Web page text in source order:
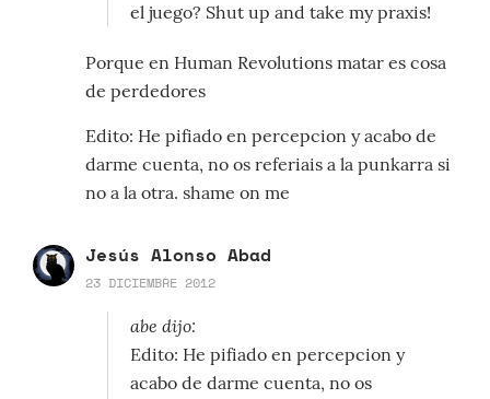
el juego? Shut up and take my praxis!
Porque en Human Revolutions matar es cosa
de perdedores
Edito: He pifiado en percepcion y acabo de
darme cuenta, no os referiais a la punkarra si
no a la otra. shame on me
Jesús Alonso Abad
23 DICIEMBRE 2012
abe dijo:
Edito: He pifiado en percepcion y
acabo de darme cuenta, no os